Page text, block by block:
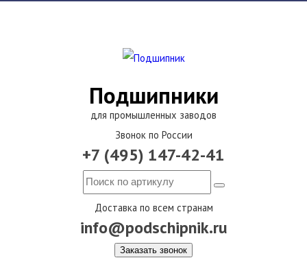
Подшипники
для промышленных заводов
Звонок по России
+7 (495) 147-42-41
Доставка по всем странам
info@podschipnik.ru
Заказать звонок